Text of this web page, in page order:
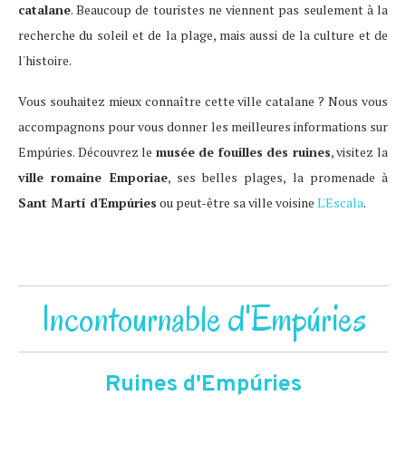
catalane. Beaucoup de touristes ne viennent pas seulement à la
recherche du soleil et de la plage, mais aussi de la culture et de
l'histoire.
Vous souhaitez mieux connaître cette ville catalane ? Nous vous
accompagnons pour vous donner les meilleures informations sur
Empúries. Découvrez le musée de fouilles des ruines, visitez la
ville romaine Emporiae, ses belles plages, la promenade à
Sant Martí d'Empúries ou peut-être sa ville voisine L'Escala.
Incontournable d'Empúries
Ruines d'Empúries